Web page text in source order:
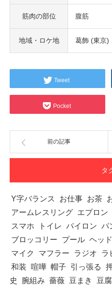
筋肉の部位 腹筋
地域・ロケ地 葛飾 (東京)
Tweet
Pocket
前の記事
タ
Y字バランス お仕事 お茶
アームレスリング エプロン
スマホ
トイレ パイロン パ
ブロッコリー
プール ヘッ
マイク
マフラー ラジオ ラ
和装
喧嘩 帽子 引っ張る
史
腕組み 薔薇 豆まき 豆腐